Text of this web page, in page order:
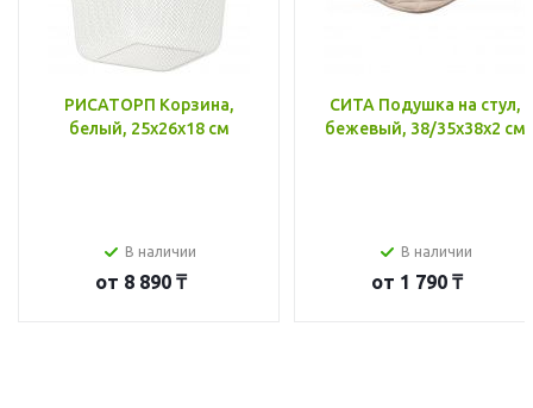
РИСАТОРП Корзина,
белый, 25x26x18 см
В наличии
от 8 890 ₸
СИТА Подушка на стул,
бежевый, 38/35x38x2 см
В наличии
от 1 790 ₸